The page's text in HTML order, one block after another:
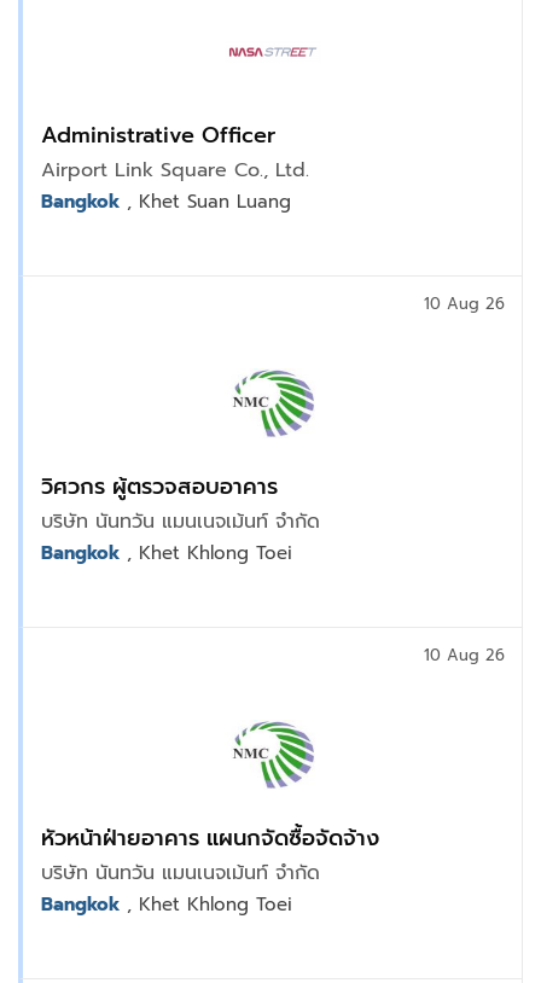
Administrative Officer
Airport Link Square Co., Ltd.
Bangkok , Khet Suan Luang
วิศวกร ผู้ตรวจสอบอาคาร
บริษัท นันทวัน แมนเนจเม้นท์ จำกัด
10 Aug 26
Bangkok , Khet Khlong Toei
หัวหน้าฝ่ายอาคาร แผนกจัดซื้อจัดจ้าง
บริษัท นันทวัน แมนเนจเม้นท์ จำกัด
10 Aug 26
Bangkok , Khet Khlong Toei